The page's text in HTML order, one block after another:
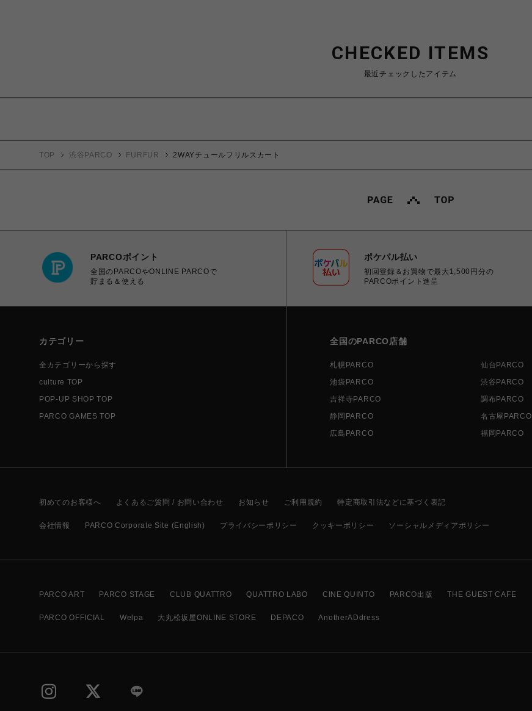
CHECKED ITEMS
最近チェックしたアイテム
TOP 渋谷PARCO FURFUR 2WAYチュールフリルスカート
PARCOポイント
全国のPARCOやONLINE PARCOで
貯まる＆使える
ポケパル払い
初回登録＆お買物で最大1,500円分の
PARCOポイント進呈
カテゴリー
全カテゴリーから探す
culture TOP
POP-UP SHOP TOP
PARCO GAMES TOP
全国のPARCO店舗
札幌PARCO 仙台PARCO
池袋PARCO
渋谷PARCO
吉祥寺PARCO
調布PARCO
静岡PARCO
名古屋PARCO
広島PARCO
福岡PARCO
初めてのお客様へ よくあるご質問 / お問い合わせ お知らせ ご利用規約 特定商取引法などに基づく表記
会社情報 PARCO Corporate Site (English) プライバシーポリシー クッキーポリシー ソーシャルメディアポリシー
PARCO ART PARCO STAGE CLUB QUATTRO QUATTRO LABO CINE QUINTO PARCO出版 THE GUEST CAFE
PARCO OFFICIAL Welpa 大丸松坂屋ONLINE STORE DEPACO AnotherADdress